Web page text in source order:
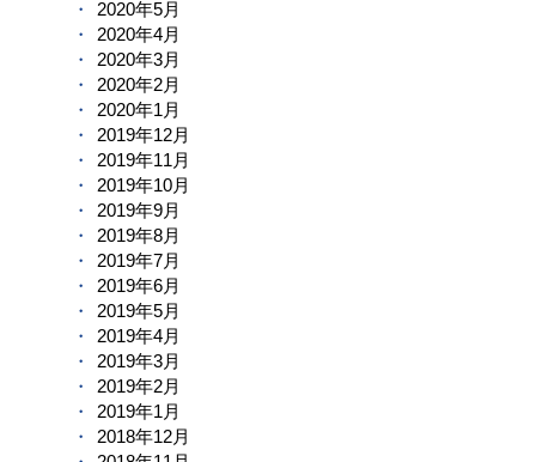
2020年5月
2020年4月
2020年3月
2020年2月
2020年1月
2019年12月
2019年11月
2019年10月
2019年9月
2019年8月
2019年7月
2019年6月
2019年5月
2019年4月
2019年3月
2019年2月
2019年1月
2018年12月